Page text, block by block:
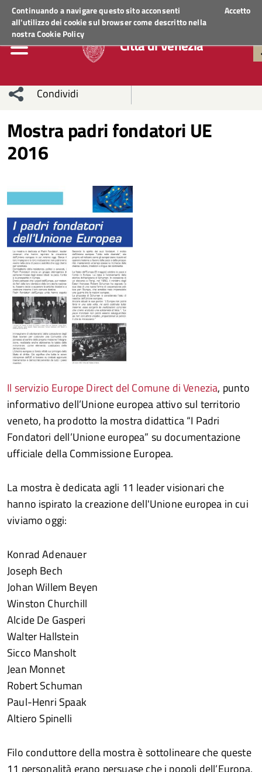
Continuando a navigare questo sito acconsenti
all'utilizzo dei cookie sul browser come descritto nella
nostraCookie Policy
Accetto
Regione Veneto ACCEDI AI SERVIZI
Città di Venezia
Condividi
sui social
Condividi
Condividi
Facebook
su
Twitter
Condividi
su
Facebook
Condividi
Whatsapp
Mostra padri fondatori UE
2016
Il servizio Europe Direct del Comune di Venezia, punto
informativo dell’Unione europea attivo sul territorio
veneto, ha prodotto la mostra didattica “I Padri
Fondatori dell’Unione europea” su documentazione
ufficiale della Commissione Europea.
La mostra è dedicata agli 11 leader visionari che
hanno ispirato la creazione dell'Unione europea in cui
viviamo oggi:
Konrad Adenauer
Joseph Bech
Johan Willem Beyen
Winston Churchill
Alcide De Gasperi
Walter Hallstein
Sicco Mansholt
Jean Monnet
Robert Schuman
Paul-Henri Spaak
Altiero Spinelli
Filo conduttore della mostra è sottolineare che queste
11 personalità erano persuase che i popoli dell’Europa,